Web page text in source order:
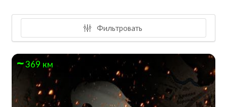
Фильтровать
369 км